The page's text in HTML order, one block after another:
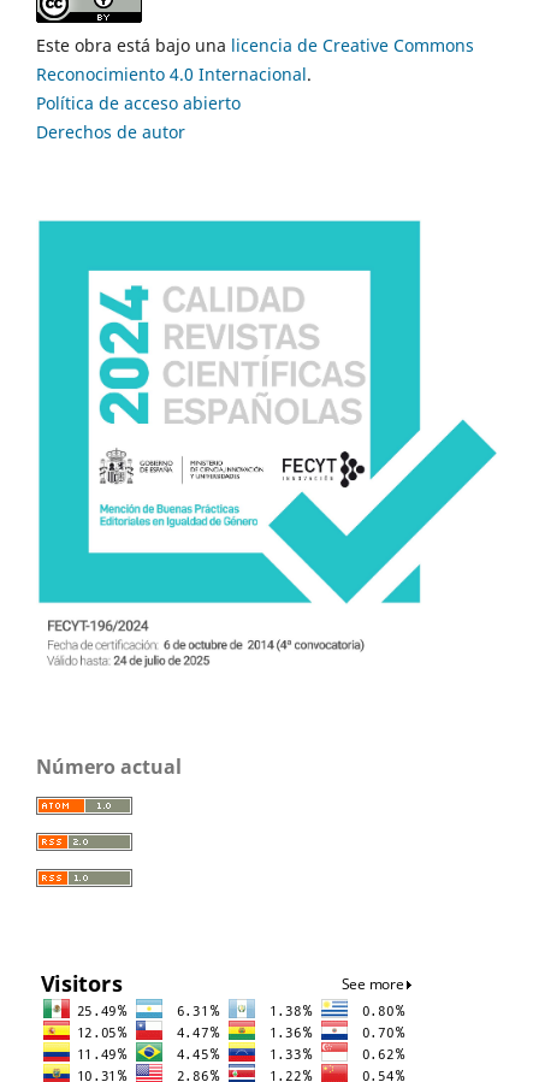
Este obra está bajo una licencia de Creative Commons
Reconocimiento 4.0 Internacional.
Política de acceso abierto
Derechos de autor
Número actual